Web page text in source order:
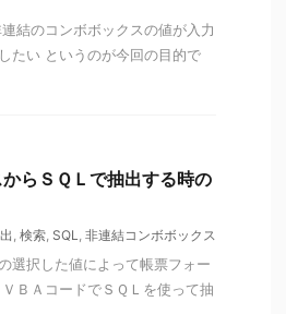
結のコンボボックスの値が入力
たい というのが今回の目的で
らＳＱＬで抽出する時の
, 検索, SQL, 非連結コンボボックス
選択した値によって帳票フォー
ＢＡコードでＳＱＬを使って抽